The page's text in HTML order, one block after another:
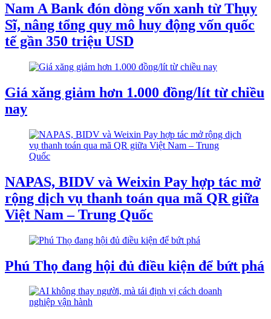
Nam A Bank đón dòng vốn xanh từ Thụy
Sĩ, nâng tổng quy mô huy động vốn quốc
tế gần 350 triệu USD
Giá xăng giảm hơn 1.000 đồng/lít từ chiều
nay
NAPAS, BIDV và Weixin Pay hợp tác mở
rộng dịch vụ thanh toán qua mã QR giữa
Việt Nam – Trung Quốc
Phú Thọ đang hội đủ điều kiện để bứt phá